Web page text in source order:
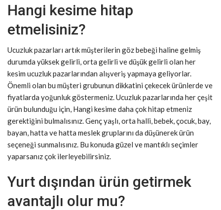
Hangi kesime hitap
etmelisiniz?
Ucuzluk pazarları artık müşterilerin göz bebeği haline gelmiş
durumda yüksek gelirli, orta gelirli ve düşük gelirli olan her
kesim ucuzluk pazarlarından alışveriş yapmaya geliyorlar.
Önemli olan bu müşteri grubunun dikkatini çekecek ürünlerde ve
fiyatlarda yoğunluk göstermeniz. Ucuzluk pazarlarında her çeşit
ürün bulunduğu için, Hangi kesime daha çok hitap etmeniz
gerektiğini bulmalısınız. Genç yaşlı, orta halli, bebek, çocuk, bay,
bayan, hatta ve hatta meslek gruplarını da düşünerek ürün
seçeneği sunmalısınız. Bu konuda güzel ve mantıklı seçimler
yaparsanız çok ilerleyebilirsiniz.
Yurt dışından ürün getirmek
avantajlı olur mu?